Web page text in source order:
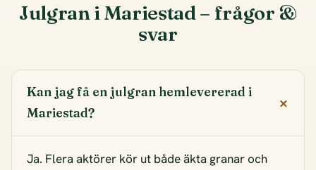
Julgran i Mariestad – frågor &
svar
Kan jag få en julgran hemlevererad i
Mariestad?
Ja. Flera aktörer kör ut både äkta granar och